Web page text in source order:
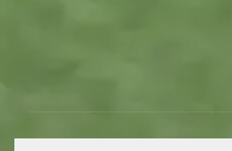
© 2026 La Librairie Antique — Tous